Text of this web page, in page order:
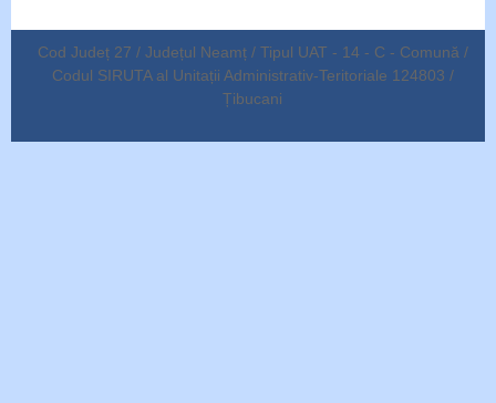
Cod Județ 27 / Județul Neamț / Tipul UAT - 14 - C - Comună /
Codul SIRUTA al Unitații Administrativ-Teritoriale 124803 /
Țibucani